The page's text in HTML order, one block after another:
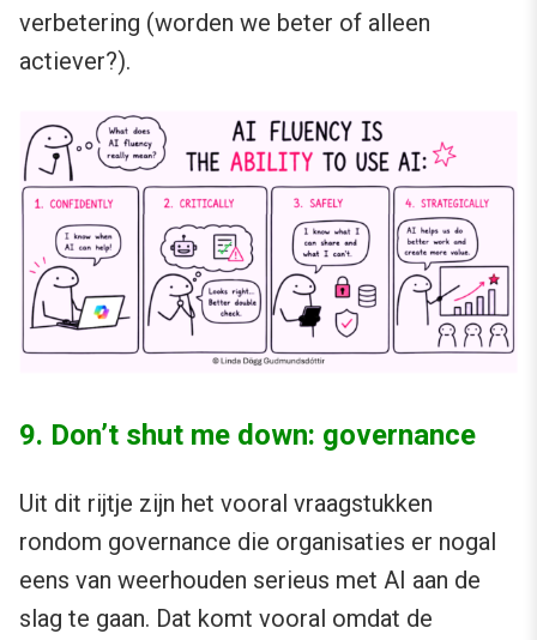
verbetering (worden we beter of alleen
actiever?).
9. Don’t shut me down: governance
Uit dit rijtje zijn het vooral vraagstukken
rondom governance die organisaties er nogal
eens van weerhouden serieus met AI aan de
slag te gaan. Dat komt vooral omdat de